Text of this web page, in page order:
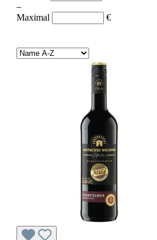
–
Maximal
€